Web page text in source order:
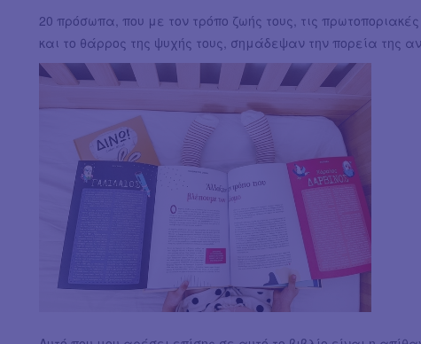
20 πρόσωπα, που με τον τρόπο ζωής τους, τις
και το θάρρος της ψυχής τους, σημάδεψαν την πορεία της